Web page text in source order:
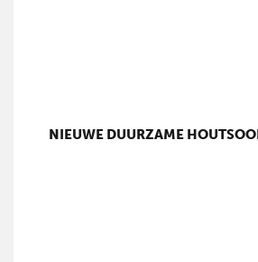
NIEUWE DUURZAME